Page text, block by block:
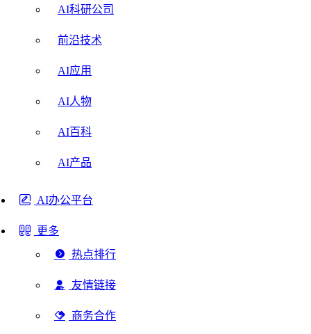
AI科研公司
前沿技术
AI应用
AI人物
AI百科
AI产品
AI办公平台
更多
热点排行
友情链接
商务合作